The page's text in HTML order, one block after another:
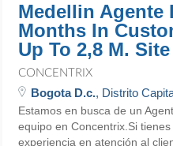
Medellin Agente
Months In
Up To 2,8 M.
CONCENTRIX
Bogota D.c., Distrito
Estamos en busca de un
equipo en Concentrix.Si
experiencia en atención al